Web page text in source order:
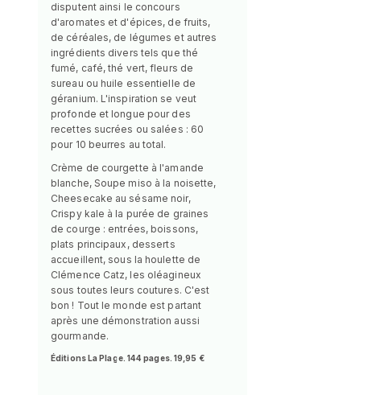
disputent ainsi le concours
d'aromates et d'épices, de fruits,
de céréales, de légumes et autres
ingrédients divers tels que thé
fumé, café, thé vert, fleurs de
sureau ou huile essentielle de
géranium. L'inspiration se veut
profonde et longue pour des
recettes sucrées ou salées : 60
pour 10 beurres au total.
Crème de courgette à l'amande
blanche, Soupe miso à la noisette,
Cheesecake au sésame noir,
Crispy kale à la purée de graines
de courge : entrées, boissons,
plats principaux, desserts
accueillent, sous la houlette de
Clémence Catz, les oléagineux
sous toutes leurs coutures. C'est
bon ! Tout le monde est partant
après une démonstration aussi
gourmande.
Éditions La Plage. 144 pages. 19,95 €